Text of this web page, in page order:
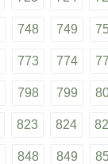
748 749
773 774
798 799
823 824
848 849